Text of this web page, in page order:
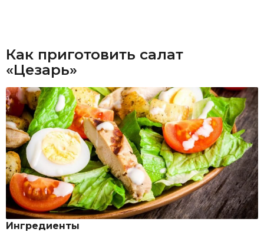
Как приготовить салат
«Цезарь»
Ингредиенты